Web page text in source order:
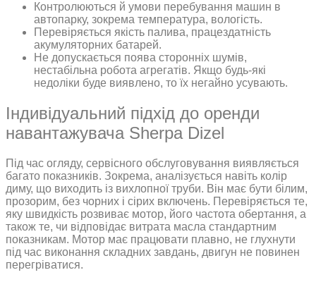
Контролюються й умови перебування машин в
автопарку, зокрема температура, вологість.
Перевіряється якість палива, працездатність
акумуляторних батарей.
Не допускається поява сторонніх шумів,
нестабільна робота агрегатів. Якщо будь-які
недоліки буде виявлено, то їх негайно усувають.
Індивідуальний підхід до оренди
навантажувача Sherpa Dizel
Під час огляду, сервісного обслуговування виявляється
багато показників. Зокрема, аналізується навіть колір
диму, що виходить із вихлопної труби. Він має бути білим,
прозорим, без чорних і сірих включень. Перевіряється те,
яку швидкість розвиває мотор, його частота обертання, а
також те, чи відповідає витрата масла стандартним
показникам. Мотор має працювати плавно, не глухнути
під час виконання складних завдань, двигун не повинен
перегріватися.